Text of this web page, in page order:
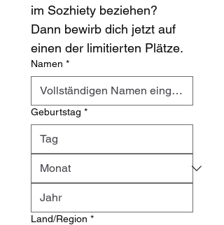
im Sozhiety beziehen?
Dann bewirb dich jetzt auf
einen der limitierten Plätze.
Namen *
Geburtstag *
Mehrzeilige Adresse
Land/Region *